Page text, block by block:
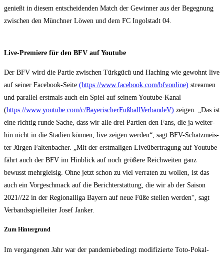
genießt in die­sem ent­schei­den­den Match der Gewin­ner aus der Begeg­nung
zwi­schen den Münch­ner Löwen und dem FC Ingol­stadt 04.
Live-Pre­mie­re für den BFV auf Youtube
Der BFV wird die Par­tie zwi­schen Türk­gücü und Haching wie gewohnt live
auf sei­ner Face­book-Sei­te (https://www.facebook.com/bfvonline) strea­men
und par­al­lel erst­mals auch ein Spiel auf sei­nem You­tube-Kanal
(https://www.youtube.com/c/BayerischerFußballVerbandeV) zei­gen. „Das ist
eine rich­tig run­de Sache, dass wir alle drei Par­tien den Fans, die ja wei­ter­
hin nicht in die Sta­di­en kön­nen, live zei­gen wer­den“, sagt BFV-Schatz­meis­
ter Jür­gen Fal­ten­ba­cher. „Mit der erst­ma­li­gen Live­über­tra­gung auf You­tube
fährt auch der BFV im Hin­blick auf noch grö­ße­re Reich­wei­ten ganz
bewusst mehr­glei­sig. Ohne jetzt schon zu viel ver­ra­ten zu wol­len, ist das
auch ein Vor­ge­schmack auf die Bericht­erstat­tung, die wir ab der Sai­son
2021/​/​22 in der Regio­nal­li­ga Bay­ern auf neue Füße stel­len wer­den“, sagt
Ver­bands­spiel­lei­ter Josef Janker.
Zum Hin­ter­grund
Im ver­gan­ge­nen Jahr war der pan­de­mie­be­dingt modi­fi­zier­te Toto-Pokal-